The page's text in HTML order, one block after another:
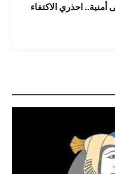
احذري الاكتفاء